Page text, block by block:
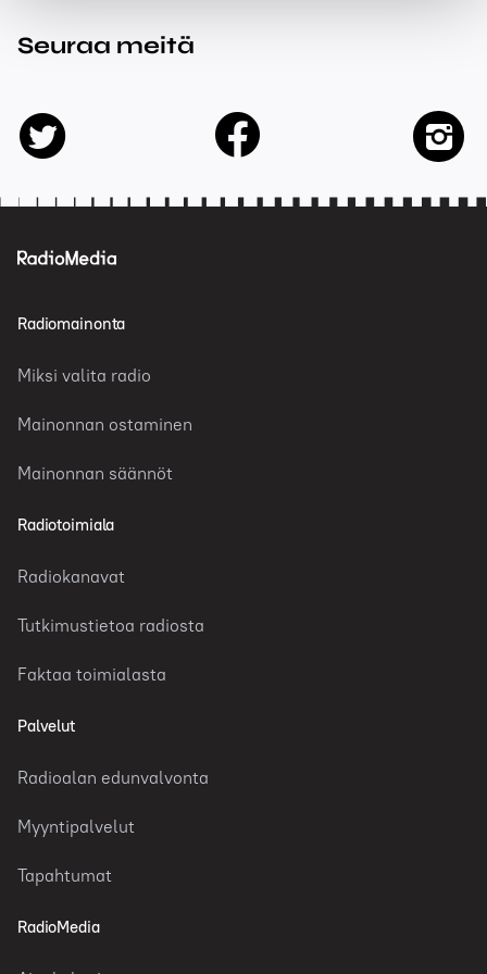
Seuraa meitä
twitter facebook
Radiomainonta
Miksi valita radio
Mainonnan ostaminen
Mainonnan säännöt
Radiotoimiala
Radiokanavat
Tutkimustietoa radiosta
Faktaa toimialasta
Palvelut
Radioalan edunvalvonta
Myyntipalvelut
Tapahtumat
RadioMedia